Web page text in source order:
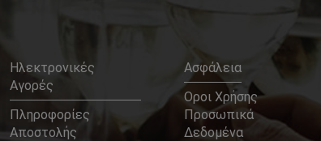
Ηλεκτρονικές
Αγορές
Πληροφορίες
Αποστολής
Ασφάλεια
Οροι Χρήσης
Προσωπικά
Δεδομένα